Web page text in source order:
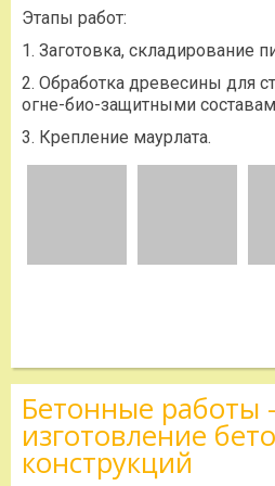
Этапы работ:
1. Заготовка, складирование
2. Обработка древесины для
огне-био-защитными
3. Крепление маурлата.
Бетонные работы -
изготовление
конструкций